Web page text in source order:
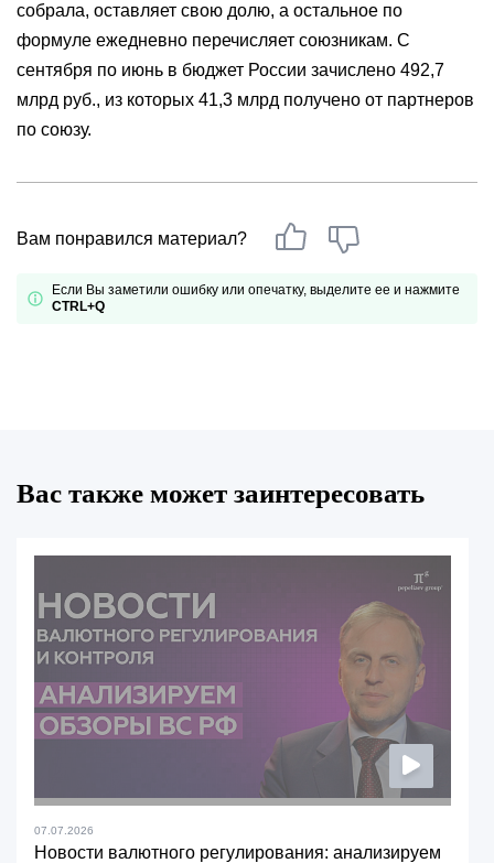
собрала, оставляет свою долю, а остальное по
формуле ежедневно перечисляет союзникам. С
сентября по июнь в бюджет России зачислено 492,7
млрд руб., из которых 41,3 млрд получено от партнеров
по союзу.
Вам понравился материал?
Если Вы заметили ошибку или опечатку, выделите ее и нажмите
CTRL+Q
Вас также может заинтересовать
07.07.2026
Новости валютного регулирования: анализируем